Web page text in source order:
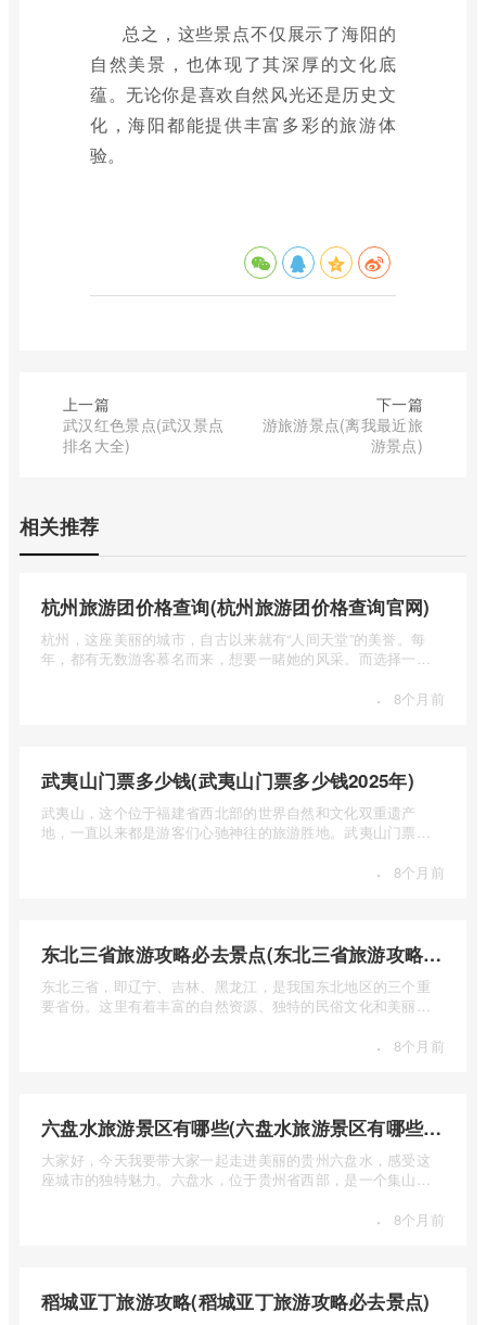
总之，这些景点不仅展示了海阳的
自然美景，也体现了其深厚的文化底
蕴。无论你是喜欢自然风光还是历史文
化，海阳都能提供丰富多彩的旅游体
验。
上一篇
武汉红色景点(武汉景点
排名大全)
下一篇
游旅游景点(离我最近旅
游景点)
相关推荐
杭州旅游团价格查询(杭州旅游团价格查询官网)
杭州，这座美丽的城市，自古以来就有“人间天堂”的美誉。每
年，都有无数游客慕名而来，想要一睹她的风采。而选择一个
· 8个月前
武夷山门票多少钱(武夷山门票多少钱2025年)
武夷山，这个位于福建省西北部的世界自然和文化双重遗产
地，一直以来都是游客们心驰神往的旅游胜地。武夷山门票多
· 8个月前
东北三省旅游攻略必去景点(东北三省旅游攻略必去景点视频介绍)
东北三省，即辽宁、吉林、黑龙江，是我国东北地区的三个重
要省份。这里有着丰富的自然资源、独特的民俗文化和美丽的
· 8个月前
六盘水旅游景区有哪些(六盘水旅游景区有哪些景点值得去)
大家好，今天我要带大家一起走进美丽的贵州六盘水，感受这
座城市的独特魅力。六盘水，位于贵州省西部，是一个集山水
· 8个月前
稻城亚丁旅游攻略(稻城亚丁旅游攻略必去景点)